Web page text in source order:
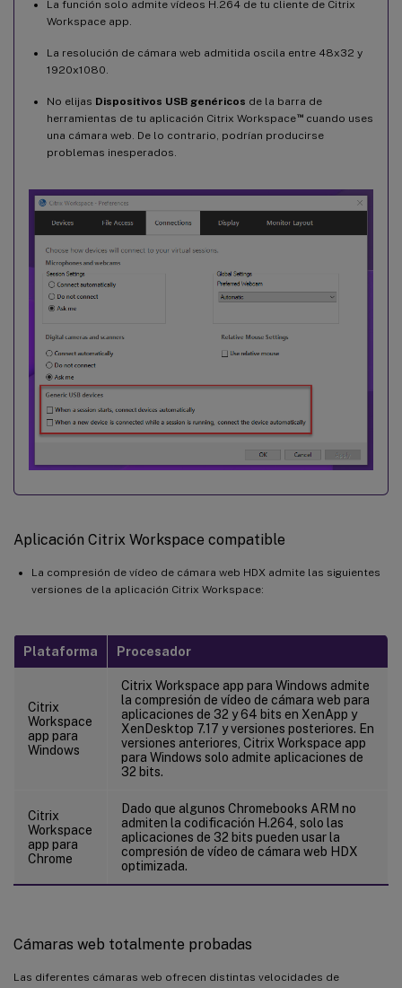
La función solo admite vídeos H.264 de tu cliente de Citrix
Workspace app.
La resolución de cámara web admitida oscila entre 48x32 y
1920x1080.
No elijas Dispositivos USB genéricos de la barra de
herramientas de tu aplicación Citrix Workspace™cuando uses
una cámara web. De lo contrario, podrían producirse
problemas inesperados.
Aplicación Citrix Workspace compatible
La compresión de vídeo de cámara web HDX admite las siguientes
versiones de la aplicación Citrix Workspace:
Plataforma Procesador
Citrix
Workspace
app para
Windows
Citrix Workspace app para Windows admite
la compresión de vídeo de cámara web para
aplicaciones de 32 y 64 bits en XenApp y
XenDesktop 7.17 y versiones posteriores. En
versiones anteriores, Citrix Workspace app
para Windows solo admite aplicaciones de
32 bits.
Citrix
Workspace
app para
Chrome
Dado que algunos Chromebooks ARM no
admiten la codificación H.264, solo las
aplicaciones de 32 bits pueden usar la
compresión de vídeo de cámara web HDX
optimizada.
Cámaras web totalmente probadas
Las diferentes cámaras web ofrecen distintas velocidades de